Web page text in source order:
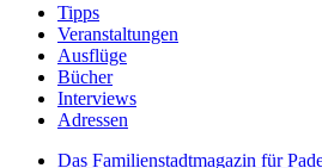
Tipps
Veranstaltungen
Ausflüge
Bücher
Interviews
Adressen
Das Familienstadtmagazin für